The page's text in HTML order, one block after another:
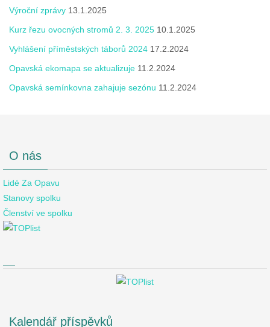
Výroční zprávy 13.1.2025
Kurz řezu ovocných stromů 2. 3. 2025 10.1.2025
Vyhlášení příměstských táborů 2024 17.2.2024
Opavská ekomapa se aktualizuje 11.2.2024
Opavská semínkovna zahajuje sezónu 11.2.2024
O nás
Lidé Za Opavu
Stanovy spolku
Členství ve spolku
Kalendář příspěvků